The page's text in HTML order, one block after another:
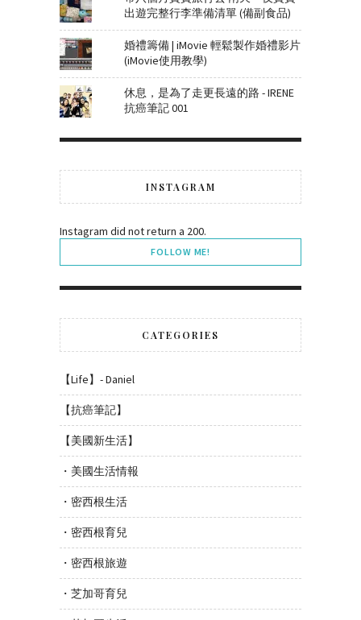
出遊完整行李準備清單 (備副食品)
婚禮籌備 | iMovie 輕鬆製作婚禮影片
(iMovie使用教學)
休息，是為了走更長遠的路 - IRENE
抗癌筆記 001
INSTAGRAM
Instagram did not return a 200.
FOLLOW ME!
CATEGORIES
【Life】- Daniel
【抗癌筆記】
【美國新生活】
・美國生活情報
・密西根生活
・密西根育兒
・密西根旅遊
・芝加哥育兒